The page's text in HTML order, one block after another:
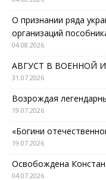
О признании ряда
организаций
04.08.2026
АВГУСТ В ВОЕННОЙ
31.07.2026
Возрождая
19.07.2026
«Богини
19.07.2026
Освобождена
04.07.2026